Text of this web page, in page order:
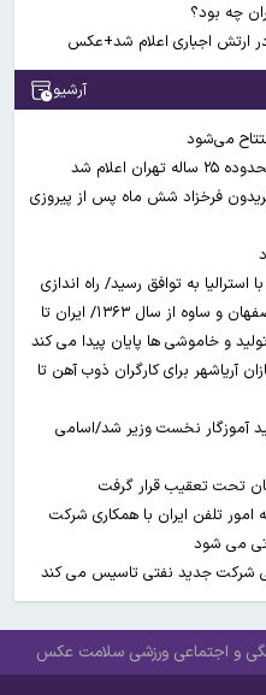
آرشیو
می‌شود
اعلام شد
فرخزاد شش ماه پس از پیروزی
اورانیوم با استرالیا به توافق رسید/ راه اندازی
۸ نیروگاه برق اتمی در بوشهر، اهواز، اصفهان و ساوه از سال ۱۳۶۳/ ایران تا
آریاشهر برای کارگران ذوب آهن تا
آموزگار نخست وزیر شد/اسامی
تحت تعقیب قرار گرفت
توسعه امور تلفن ایران با همکاری شرکت
می شود
شرکت جدید نفتی تاسیس می کند
و اجتماعی ورزشی سلامت عکس